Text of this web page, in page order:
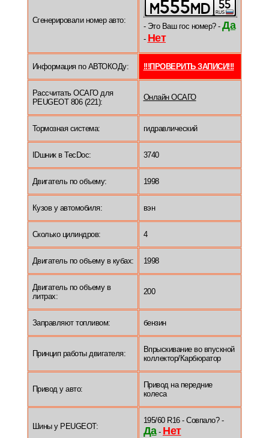
Сгенерировали номер авто:
- Это Ваш гос номер? - Да
- Нет
Информация по АВТОКОДу: !!!ПРОВЕРИТЬ ЗАПИСИ!!!
Рассчитать ОСАГО для
PEUGEOT 806 (221):
Онлайн ОСАГО
Тормозная система: гидравлический
IDшник в TecDoc: 3740
Двигатель по объему: 1998
Кузов у автомобиля: вэн
Сколько цилиндров: 4
Двигатель по объему в кубах: 1998
Двигатель по объему в
литрах:
200
Заправляют топливом: бензин
Принцип работы двигателя:
Впрыскивание во впускной
коллектор/Карбюратор
Привод у авто:
Привод на передние
колеса
Шины у PEUGEOT:
195/60 R16 - Совпало? -
Да- Нет